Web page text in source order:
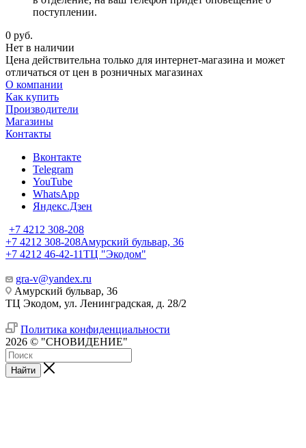
поступлении.
0 руб.
Нет в наличии
Цена действительна только для интернет-магазина и может
отличаться от цен в розничных магазинах
О компании
Как купить
Производители
Магазины
Контакты
Вконтакте
Telegram
YouTube
WhatsApp
Яндекс.Дзен
+7 4212 308-208
+7 4212 308-208Амурский бульвар, 36
+7 4212 46-42-11ТЦ "Экодом"
gra-v@yandex.ru
Амурский бульвар, 36
ТЦ Экодом, ул. Ленинградская, д. 28/2
Политика конфиденциальности
2026 © "СНОВИДЕНИЕ"
Найти